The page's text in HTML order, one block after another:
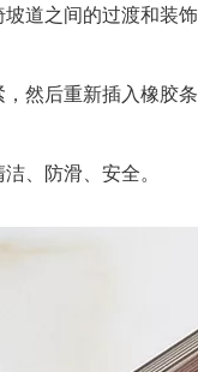
道之间的过渡和装饰
然后重新插入橡胶条
、防滑、安全。